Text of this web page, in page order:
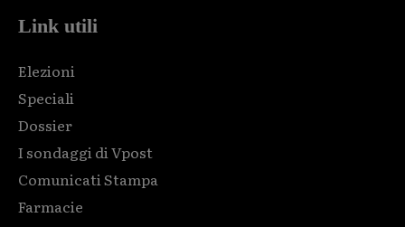
Link utili
Elezioni
Speciali
Dossier
I sondaggi di Vpost
Comunicati Stampa
Farmacie